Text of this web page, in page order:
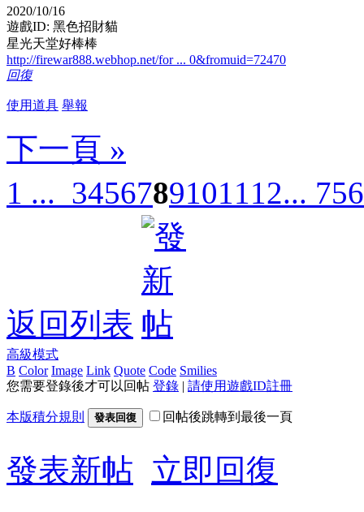
2020/10/16
遊戲ID: 黑色招財貓
星光天堂好棒棒
http://firewar888.webhop.net/for ... 0&fromuid=72470
回復
使用道具 舉報
下一頁 »
1 ... 3456789101112... 756
返回列表
高級模式
B Color Image Link Quote Code Smilies
您需要登錄後才可以回帖 登錄 | 請使用遊戲ID註冊
本版積分規則 發表回復 回帖後跳轉到最後一頁
發表新帖 立即回復